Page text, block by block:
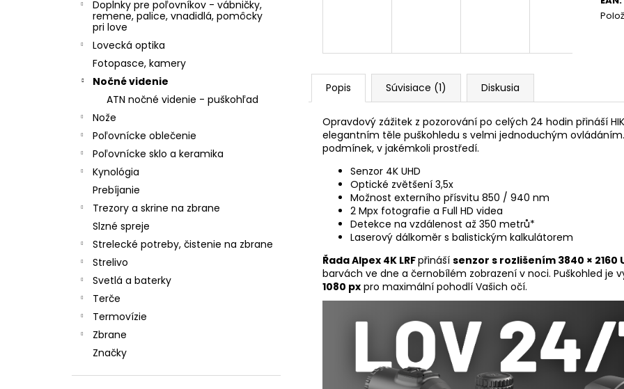
Doplnky pre poľovníkov - vábničky,
remene, palice, vnadidlá, pomôcky
pri love
Lovecká optika
Fotopasce, kamery
Nočné videnie
ATN nočné videnie - puškohľad
Nože
Poľovnícke oblečenie
Poľovnícke sklo a keramika
Kynológia
Prebíjanie
Trezory a skrine na zbrane
Slzné spreje
Strelecké potreby, čistenie na zbrane
Strelivo
Svetlá a baterky
Terče
Termovízie
Zbrane
Značky
Popis Súvisiace (1) Diskusia
Opravdový zážitek z pozorování po celých 24 hodin přináší
elegantním těle puškohledu s velmi jednoduchým
podmínek, v jakémkoli prostředí.
Senzor 4K UHD
Optické zvětšení 3,5x
Možnost externího přísvitu 850 / 940 nm
2 Mpx fotografie a Full HD videa
Detekce na vzdálenost až 350 metrů*
Laserový dálkoměr s balistickým kalkulátorem
Řada Alpex 4K LRFpřináší senzor s rozlišením 3840 × 2160
barvách ve dne a černobílém zobrazení v noci. Puškohled je
1080 px pro maximální pohodlí Vašich očí.